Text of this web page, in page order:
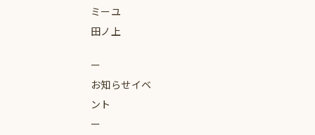
ミーユ
田ノ上
お知らせイベ
ント